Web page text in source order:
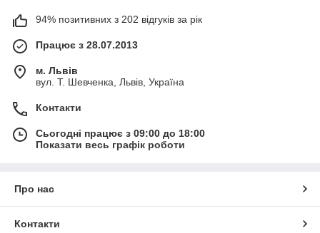
94% позитивних з 202 відгуків за рік
Працює з 28.07.2013
м. Львів
вул. Т. Шевченка, Львів, Україна
Контакти
Сьогодні працює з 09:00 до 18:00
Показати весь графік роботи
Про нас
Контакти